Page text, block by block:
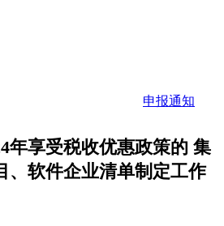
申报通知
年享受税收优惠政策的 集
、软件企业清单制定工作